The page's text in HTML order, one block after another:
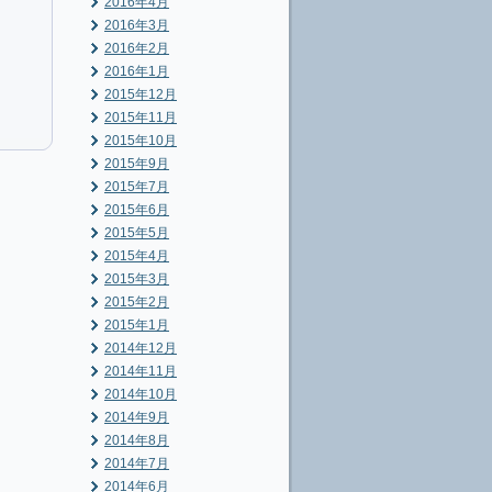
2016年3月
2016年2月
2016年1月
2015年12月
2015年11月
2015年10月
2015年9月
2015年7月
2015年6月
2015年5月
2015年4月
2015年3月
2015年2月
2015年1月
2014年12月
2014年11月
2014年10月
2014年9月
2014年8月
2014年7月
2014年6月